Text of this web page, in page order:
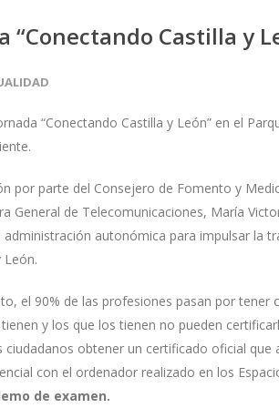
“Conectando Castilla y
“Conectando Castilla y León” en el
por parte del Consejero de Fomento y
General de Telecomunicaciones, María
autonómica para impulsar la
León.
el 90% de las profesiones pasan por
y los que los tienen no pueden
obtener un certificado oficial que
con el ordenador realizado en los
de examen.